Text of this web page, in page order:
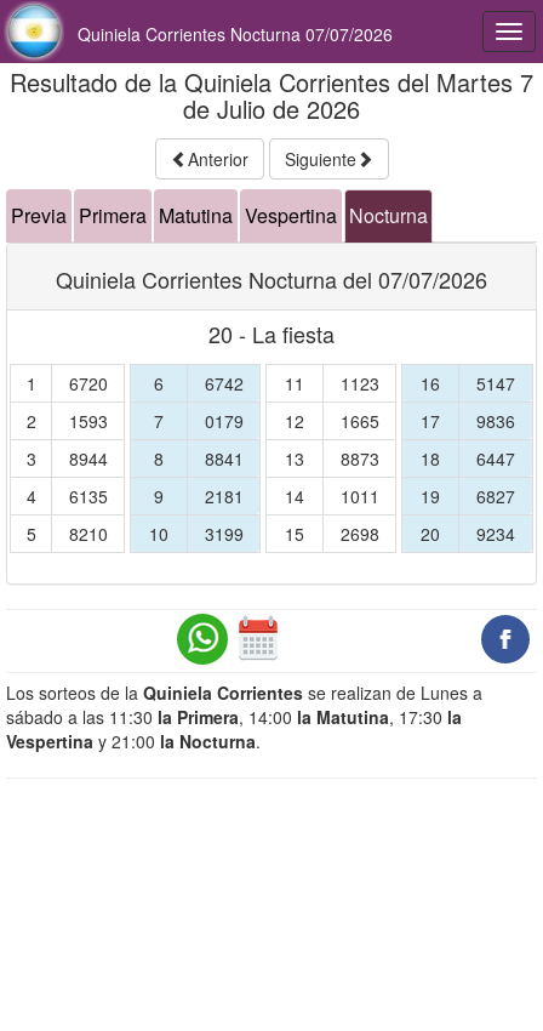
Quiniela Corrientes Nocturna 07/07/2026
Resultado de la Quiniela Corrientes del Martes 7
de Julio de 2026
Anterior Siguiente
Previa Primera Matutina Vespertina Nocturna
Quiniela Corrientes Nocturna del 07/07/2026
20 - La fiesta
1
6720
2
1593
3
8944
4
6135
5
8210
6
6742
7
0179
8
8841
9
2181
10
3199
11
1123
12
1665
13
8873
14
1011
15
2698
16
5147
17
9836
18
6447
19
6827
20
9234
Los sorteos de la Quiniela Corrientes se realizan de Lunes a
sábado a las 11:30 la Primera, 14:00 la Matutina, 17:30 la
Vespertina y 21:00 la Nocturna.